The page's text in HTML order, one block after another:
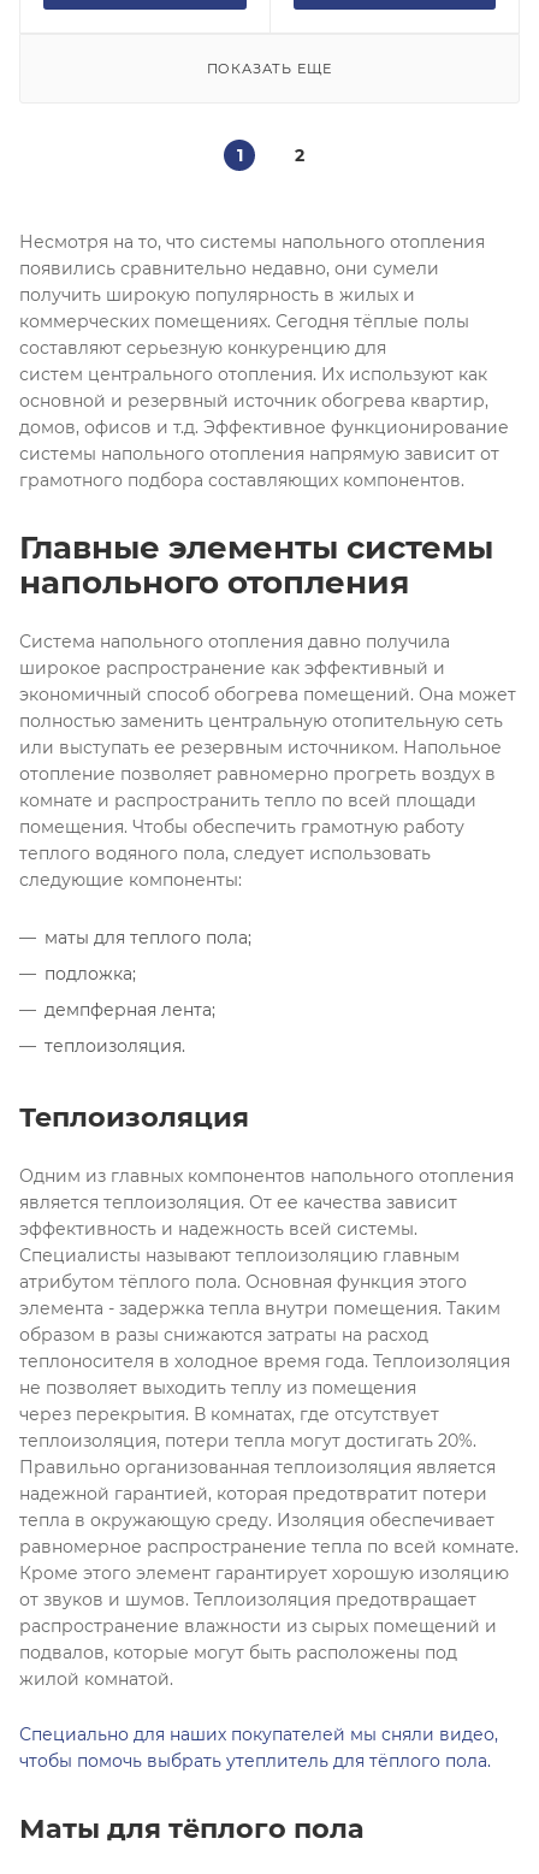
ПОКАЗАТЬ ЕЩЕ
1 2
Несмотря на то, что системы напольного отопления
появились сравнительно недавно, они сумели
получить широкую популярность в жилых и
коммерческих помещениях. Сегодня тёплые полы
составляют серьезную конкуренцию для
систем центрального отопления. Их используют как
основной и резервный источник обогрева квартир,
домов, офисов и т.д. Эффективное функционирование
системы напольного отопления напрямую зависит от
грамотного подбора составляющих компонентов.
Главные элементы системы
напольного отопления
Система напольного отопления давно получила
широкое распространение как эффективный и
экономичный способ обогрева помещений. Она может
полностью заменить центральную отопительную сеть
или выступать ее резервным источником. Напольное
отопление позволяет равномерно прогреть воздух в
комнате и распространить тепло по всей площади
помещения. Чтобы обеспечить грамотную работу
теплого водяного пола, следует использовать
следующие компоненты:
маты для теплого пола;
подложка;
демпферная лента;
теплоизоляция.
Теплоизоляция
Одним из главных компонентов напольного отопления
является теплоизоляция. От ее качества зависит
эффективность и надежность всей системы.
Специалисты называют теплоизоляцию главным
атрибутом тёплого пола. Основная функция этого
элемента - задержка тепла внутри помещения. Таким
образом в разы снижаются затраты на расход
теплоносителя в холодное время года. Теплоизоляция
не позволяет выходить теплу из помещения
через перекрытия. В комнатах, где отсутствует
теплоизоляция, потери тепла могут достигать 20%.
Правильно организованная теплоизоляция является
надежной гарантией, которая предотвратит потери
тепла в окружающую среду. Изоляция обеспечивает
равномерное распространение тепла по всей комнате.
Кроме этого элемент гарантирует хорошую изоляцию
от звуков и шумов. Теплоизоляция предотвращает
распространение влажности из сырых помещений и
подвалов, которые могут быть расположены под
жилой комнатой.
Специально для наших покупателей мы сняли видео,
чтобы помочь выбрать утеплитель для тёплого пола.
Маты для тёплого пола